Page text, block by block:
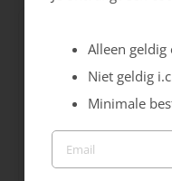
Alleen
Niet geldig
Minimale